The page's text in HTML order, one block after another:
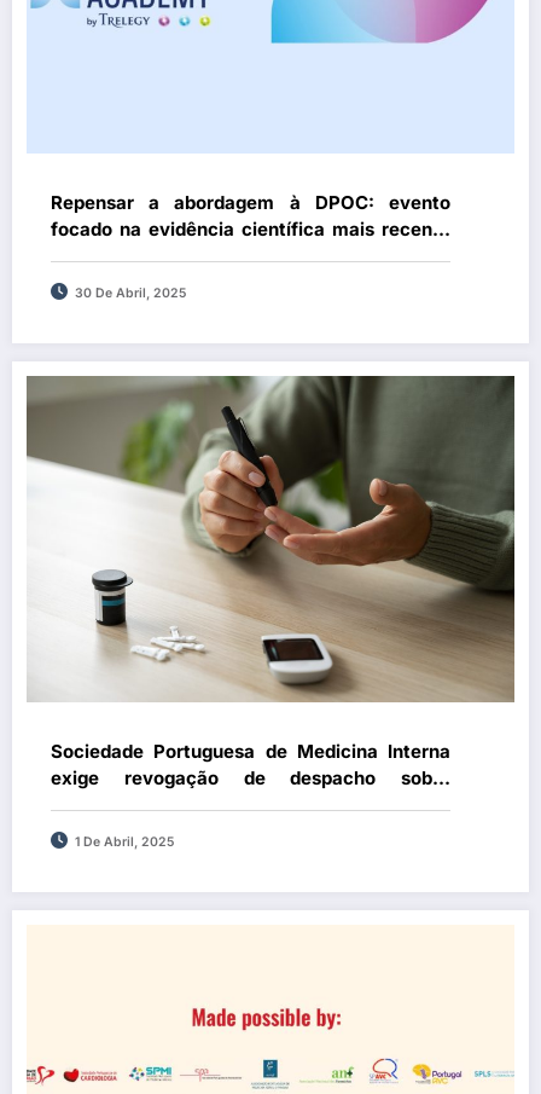
Repensar a abordagem à DPOC: evento
focado na evidência científica mais recente
e centrada na prática clínica
30 De Abril, 2025
Sociedade Portuguesa de Medicina Interna
exige revogação de despacho sobre
Programa Nacional para a Diabetes
1 De Abril, 2025